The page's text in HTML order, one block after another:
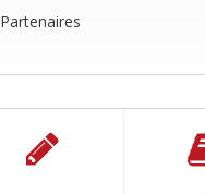
Partenaires